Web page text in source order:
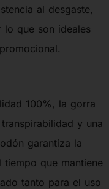
al desgaste,
que son ideales
100%, la gorra
y una
garantiza la
que mantiene
tanto para el uso